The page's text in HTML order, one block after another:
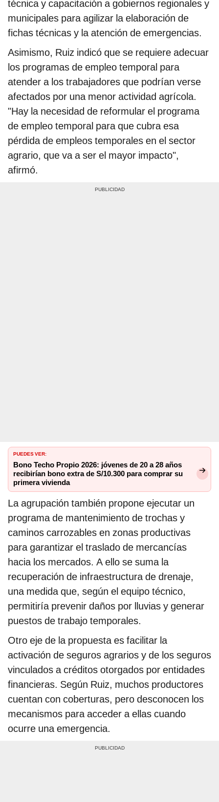
técnica y capacitación a gobiernos regionales y
municipales para agilizar la elaboración de
fichas técnicas y la atención de emergencias.
Asimismo, Ruiz indicó que se requiere adecuar
los programas de empleo temporal para
atender a los trabajadores que podrían verse
afectados por una menor actividad agrícola.
"Hay la necesidad de reformular el programa
de empleo temporal para que cubra esa
pérdida de empleos temporales en el sector
agrario, que va a ser el mayor impacto",
afirmó.
PUEDES VER:
Bono Techo Propio 2026: jóvenes de 20 a 28 años
recibirían bono extra de S/10.300 para comprar su
primera vivienda
La agrupación también propone ejecutar un
programa de mantenimiento de trochas y
caminos carrozables en zonas productivas
para garantizar el traslado de mercancías
hacia los mercados. A ello se suma la
recuperación de infraestructura de drenaje,
una medida que, según el equipo técnico,
permitiría prevenir daños por lluvias y generar
puestos de trabajo temporales.
Otro eje de la propuesta es facilitar la
activación de seguros agrarios y de los seguros
vinculados a créditos otorgados por entidades
financieras. Según Ruiz, muchos productores
cuentan con coberturas, pero desconocen los
mecanismos para acceder a ellas cuando
ocurre una emergencia.